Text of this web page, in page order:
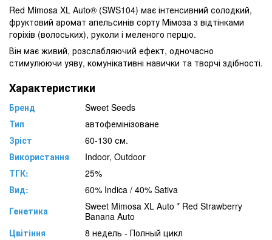
Red Mimosa XL Auto® (SWS104) має інтенсивний солодкий,
фруктовий аромат апельсинів сорту Мімоза з відтінками
горіхів (волоських), руколи і меленого перцю.
Він має живий, розслабляючий ефект, одночасно
стимулюючи уяву, комунікативні навички та творчі здібності.
Характеристики
Бренд
Sweet Seeds
Тип
автофемінізоване
Зріст
60-130 см.
Використання
Indoor, Outdoor
ТГК:
25%
Вид:
60% Indica / 40% Sativa
Генетика
Sweet Mimosa XL Auto * Red Strawberry
Banana Auto
Цвітіння
8 недель - Полный цикл